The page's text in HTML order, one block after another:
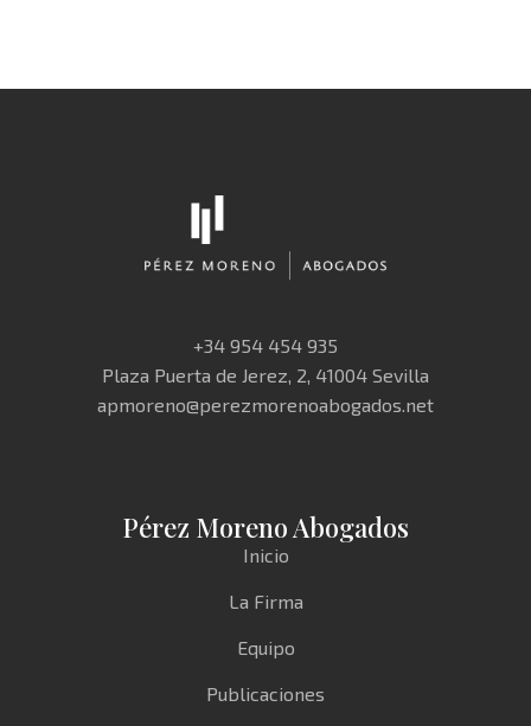
+34 954 454 935
Plaza Puerta de Jerez, 2, 41004 Sevilla
apmoreno@perezmorenoabogados.net
Pérez Moreno Abogados
Inicio
La Firma
Equipo
Publicaciones